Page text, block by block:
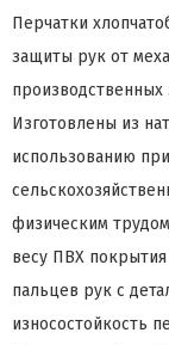
Перчатки
защиты рук от
производственных
Изготовлены из
использованию
физическим
весу ПВХ покрытия
пальцев рук с
износостойкость